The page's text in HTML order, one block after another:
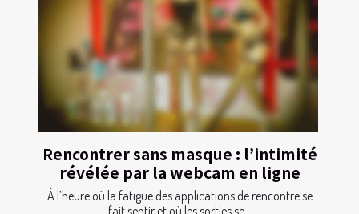
Rencontrer sans masque : l’intimité
révélée par la webcam en ligne
À l’heure où la fatigue des applications de rencontre se